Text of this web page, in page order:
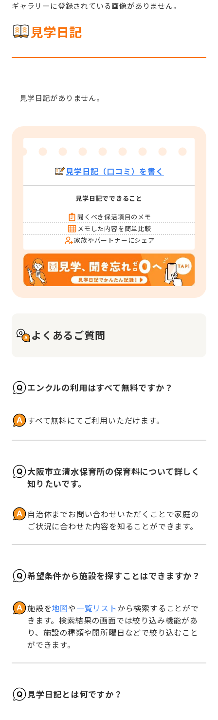
ギャラリーに登録されている画像がありません。
見学日記
見学日記がありません。
見学日記（口コミ）を書く
見学日記でできること
聞くべき保活項目のメモ
メモした内容を簡単比較
家族やパートナーにシェア
よくあるご質問
エンクルの利用はすべて無料ですか？
すべて無料にてご利用いただけます。
大阪市立清水保育所の保育料について詳しく
知りたいです。
自治体までお問い合わせいただくことで家庭の
ご状況に合わせた内容を知ることができます。
希望条件から施設を探すことはできますか？
施設を地図や一覧リストから検索することがで
きます。検索結果の画面では絞り込み機能があ
り、施設の種類や開所曜日などで絞り込むこと
ができます。
見学日記とは何ですか？